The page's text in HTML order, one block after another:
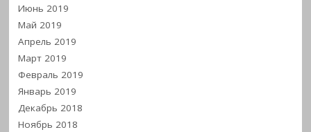
Июнь 2019
Май 2019
Апрель 2019
Март 2019
Февраль 2019
Январь 2019
Декабрь 2018
Ноябрь 2018